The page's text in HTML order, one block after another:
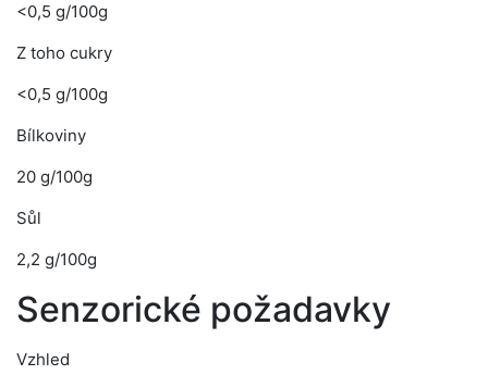
<0,5 g/100g
Z toho cukry
<0,5 g/100g
Bílkoviny
20 g/100g
Sůl
2,2 g/100g
Senzorické požadavky
Vzhled